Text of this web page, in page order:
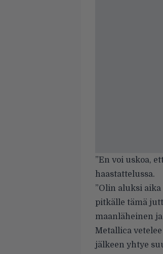
”En voi uskoa,
haastattelussa.
”Olin aluksi
pitkälle tämä
maanläheinen
Metallica
jälkeen yhtye